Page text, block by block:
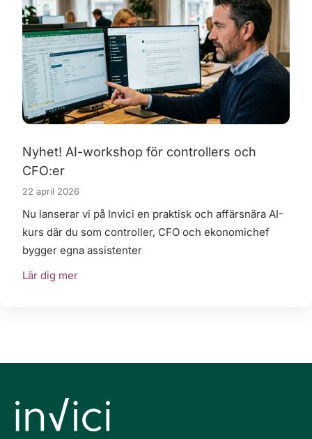
Nyhet! AI-workshop för controllers och
CFO:er
22 april 2026
Nu lanserar vi på Invici en praktisk och affärsnära AI-
kurs där du som controller, CFO och ekonomichef
bygger egna assistenter
Lär dig mer